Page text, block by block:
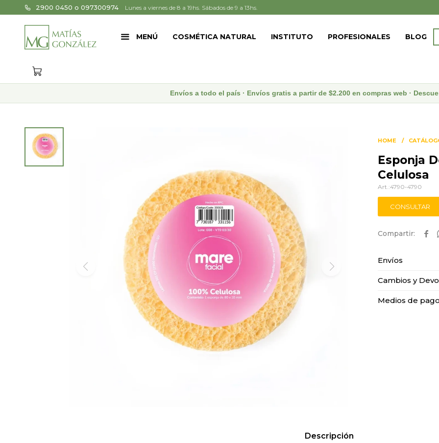
MENÚ COSMÉTICA NATURAL INSTITUTO PROFESIONALES BLOG
2900 0450 o 097300974 Lunes a viernes de 8 a 19hs. Sábados de 9 a 13hs.
Envíos a todo el país · Envíos gratis a partir de $2.200 en compras web ·
HOME
Esponja
Celulosa
4790-4790
CONSULTAR

Envíos
Cambios y
Medios de
Descripción